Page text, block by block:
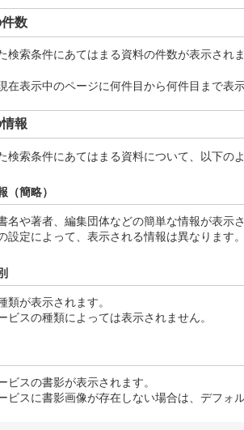
数
検索条件にあてはまる資料の件数が表示されま
在表示中のページに何件目から何件目まで表
報
検索条件にあてはまる資料について、以下の
（簡略）
名や著者、編集団体などの簡単な情報が表示さ
設定によって、表示される情報は異なります。
類が表示されます。
ビスの種類によっては表示されません。
ビスの書影が表示されます。
ビスに書影画像が存在しない場合は、デフォ